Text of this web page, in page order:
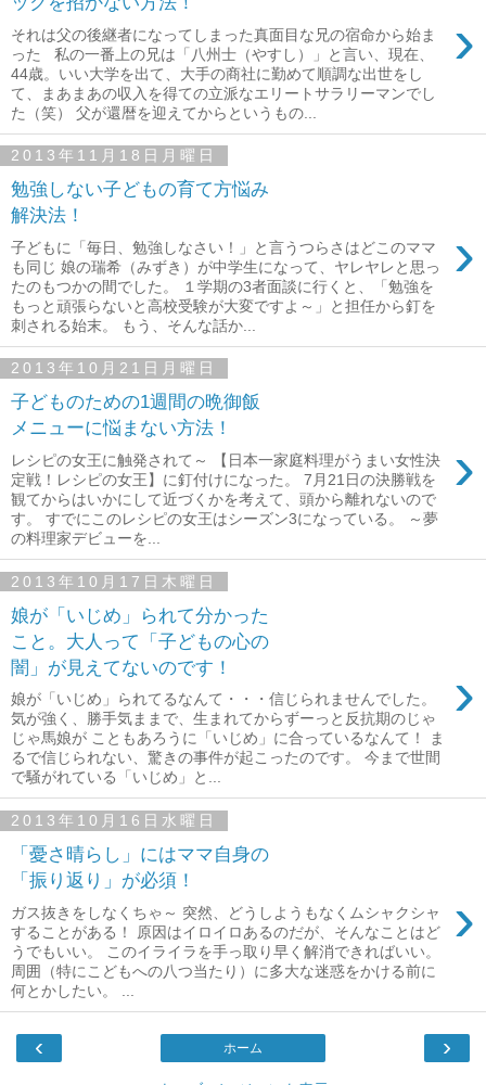
›
それは父の後継者になってしまった真面目な兄の宿命から始ま
った 私の一番上の兄は「八州士（やすし）」と言い、現在、
44歳。いい大学を出て、大手の商社に勤めて順調な出世をし
て、まあまあの収入を得ての立派なエリートサラリーマンでし
た（笑） 父が還暦を迎えてからというもの...
2013年11月18日月曜日
勉強しない子どもの育て方悩み
解決法！
›
子どもに「毎日、勉強しなさい！」と言うつらさはどこのママ
も同じ 娘の瑞希（みずき）が中学生になって、ヤレヤレと思っ
たのもつかの間でした。 １学期の3者面談に行くと、「勉強を
もっと頑張らないと高校受験が大変ですよ～」と担任から釘を
刺される始末。 もう、そんな話か...
2013年10月21日月曜日
子どものための1週間の晩御飯
メニューに悩まない方法！
›
レシピの女王に触発されて～ 【日本一家庭料理がうまい女性決
定戦！レシピの女王】に釘付けになった。 7月21日の決勝戦を
観てからはいかにして近づくかを考えて、頭から離れないので
す。 すでにこのレシピの女王はシーズン3になっている。 ～夢
の料理家デビューを...
2013年10月17日木曜日
娘が「いじめ」られて分かった
こと。大人って「子どもの心の
闇」が見えてないのです！
›
娘が「いじめ」られてるなんて・・・信じられませんでした。
気が強く、勝手気ままで、生まれてからずーっと反抗期のじゃ
じゃ馬娘が こともあろうに「いじめ」に合っているなんて！ ま
るで信じられない、驚きの事件が起こったのです。 今まで世間
で騒がれている「いじめ」と...
2013年10月16日水曜日
「憂さ晴らし」にはママ自身の
「振り返り」が必須！
›
ガス抜きをしなくちゃ～ 突然、どうしようもなくムシャクシャ
することがある！ 原因はイロイロあるのだが、そんなことはど
うでもいい。 このイライラを手っ取り早く解消できればいい。
周囲（特にこどもへの八つ当たり）に多大な迷惑をかける前に
何とかしたい。 ...
‹ ›
ホーム